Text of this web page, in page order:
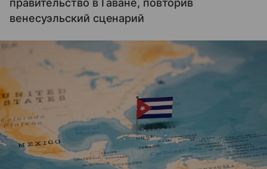
правительство в Гаване, повторив
венесуэльский сценарий